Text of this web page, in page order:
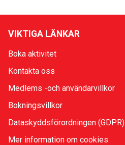
VIKTIGA LÄNKAR
Boka aktivitet
Kontakta oss
Medlems -och användarvillkor
Bokningsvillkor
Dataskyddsförordningen (GDPR)
Mer information om cookies